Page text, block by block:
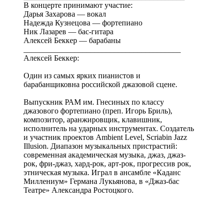
В концерте принимают участие:
Дарья Захарова — вокал
Надежда Кузнецова — фортепиано
Ник Лазарев — бас-гитара
Алексей Беккер — барабаны
Алексей Беккер:
Один из самых ярких пианистов и
барабанщиковна российской джазовой сцене.
Выпускник РАМ им. Гнесиных по классу
джазового фортепиано (преп. Игорь Бриль),
композитор, аранжировщик, клавишник,
исполнитель на ударных инструментах. Создатель
и участник проектов Ambient Level, Scriabin Jazz
Illusion. Диапазон музыкальных пристрастий:
современная академическая музыка, джаз, джаз-
рок, фри-джаз, хард-рок, арт-рок, прогрессив рок,
этническая музыка. Играл в ансамбле «Каданс
Миллениум» Германа Лукьянова, в «Джаз-бас
Театре» Александра Ростоцкого.